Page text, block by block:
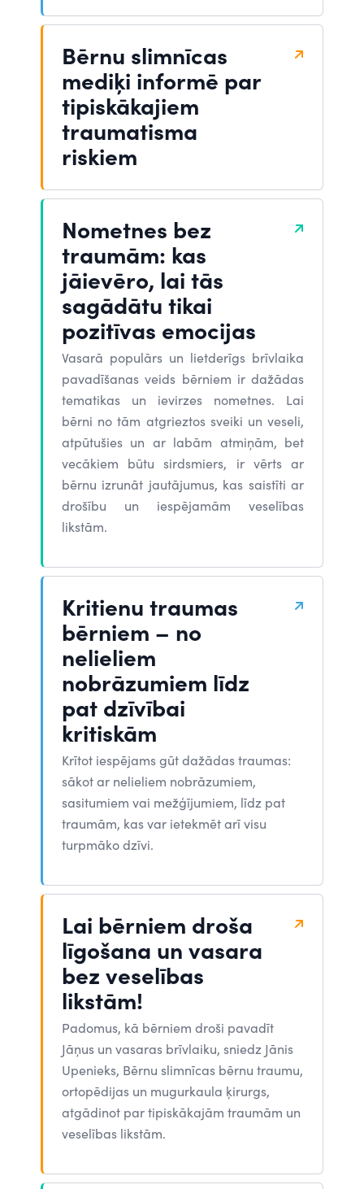
Bērnu slimnīcas
mediķi informē par
tipiskākajiem
traumatisma
riskiem
Nometnes bez
traumām: kas
jāievēro, lai tās
sagādātu tikai
pozitīvas emocijas
Vasarā populārs un lietderīgs brīvlaika
pavadīšanas veids bērniem ir dažādas
tematikas un ievirzes nometnes. Lai
bērni no tām atgrieztos sveiki un veseli,
atpūtušies un ar labām atmiņām, bet
vecākiem būtu sirdsmiers, ir vērts ar
bērnu izrunāt jautājumus, kas saistīti ar
drošību un iespējamām veselības
likstām.
Kritienu traumas
bērniem – no
nelieliem
nobrāzumiem līdz
pat dzīvībai
kritiskām
Krītot iespējams gūt dažādas traumas:
sākot ar nelieliem nobrāzumiem,
sasitumiem vai mežģījumiem, līdz pat
traumām, kas var ietekmēt arī visu
turpmāko dzīvi.
Lai bērniem droša
līgošana un vasara
bez veselības
likstām!
Padomus, kā bērniem droši pavadīt
Jāņus un vasaras brīvlaiku, sniedz Jānis
Upenieks, Bērnu slimnīcas bērnu traumu,
ortopēdijas un mugurkaula ķirurgs,
atgādinot par tipiskākajām traumām un
veselības likstām.